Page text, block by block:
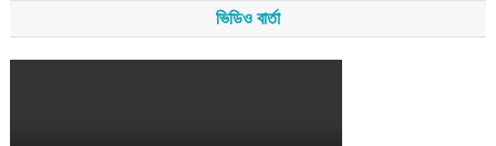
ভিডিও বার্তা